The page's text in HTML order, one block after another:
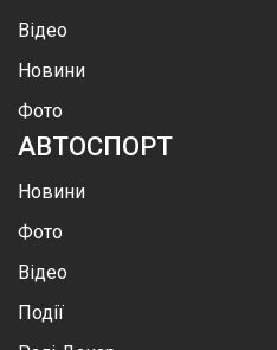
Відео
Новини
Фото
АВТОСПОРТ
Новини
Фото
Відео
Події